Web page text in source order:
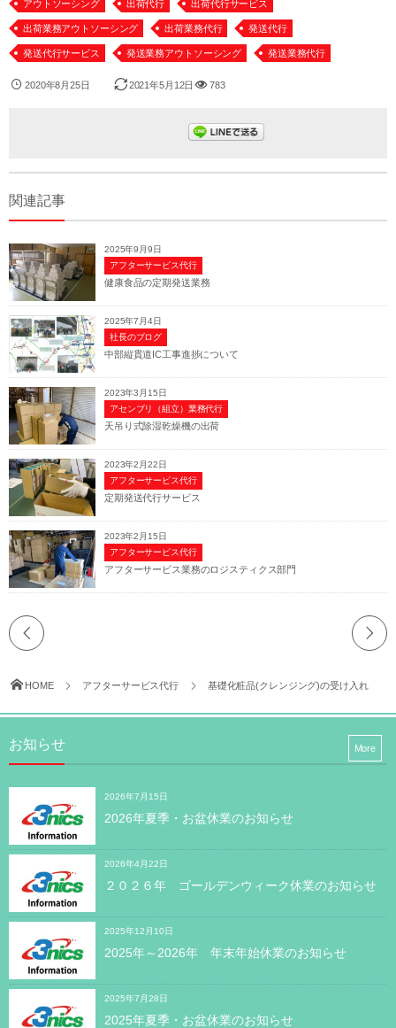
アウトソーシング 出荷代行 出荷代行サービス
出荷業務アウトソーシング 出荷業務代行 発送代行
発送代行サービス 発送業務アウトソーシング 発送業務代行
2020年8月25日 2021年5月12日 783
関連記事
2025年9月9日
アフターサービス代行
健康食品の定期発送業務
2025年7月4日
社長のブログ
中部縦貫道IC工事進捗について
2023年3月15日
アセンブリ（組立）業務代行
天吊り式除湿乾燥機の出荷
2023年2月22日
アフターサービス代行
定期発送代行サービス
2023年2月15日
アフターサービス代行
アフターサービス業務のロジスティクス部門
HOME アフターサービス代行 基礎化粧品(クレンジング)の受け入れ
お知らせ
2026年7月15日
2026年夏季・お盆休業のお知らせ
2026年4月22日
２０２６年 ゴールデンウィーク休業のお知らせ
2025年12月10日
2025年～2026年 年末年始休業のお知らせ
2025年7月28日
2025年夏季・お盆休業のお知らせ
More